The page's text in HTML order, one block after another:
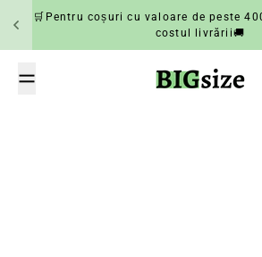
Salt la conținut
🛒Pentru coșuri cu valoare de peste
costul livrării🚚
BIGsize